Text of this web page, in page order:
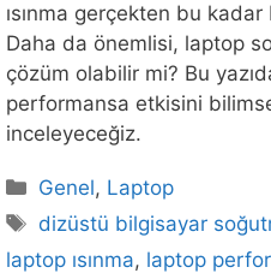
ısınma gerçekten bu
Daha da önemlisi, laptop
çözüm olabilir mi? Bu
performansa etkisini
inceleyeceğiz.
Kategoriler
Genel, Laptop
Etiketler
dizüstü bilgisayar
laptop ısınma, laptop